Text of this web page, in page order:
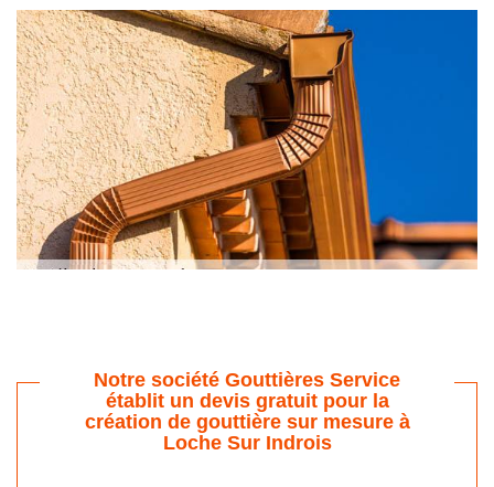
Notre société Gouttières Service
établit un devis gratuit pour la
création de gouttière sur mesure à
Loche Sur Indrois